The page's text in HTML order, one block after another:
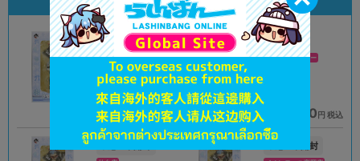
状態違いの同一商品
状態 :A
イオンモール甲府昭和店
在庫あり 4,059円 税込
状態 :B
新座流通センター
在庫あり 3,990 円 税込
未開封